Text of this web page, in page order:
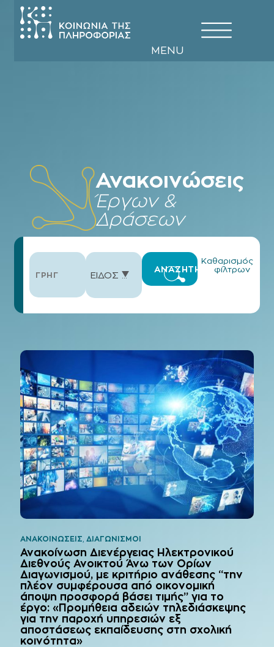
EN GR
MENU
Ανακοινώσεις
Έργων &
Δράσεων
ΕΙΔΟΣ ΑΝΑΚΟΙΝΩΣΗΣ
ΑΝΑΖΗΤΗΣΗ
Καθαρισμός
φίλτρων
ΑΝΑΚΟΙΝΏΣΕΙΣ ΔΙΑΓΩΝΙΣΜΟΊ
Ανακοίνωση Διενέργειας Ηλεκτρονικού
Διεθνούς Ανοικτού Άνω των Ορίων
Διαγωνισμού, με κριτήριο ανάθεσης “την
πλέον συμφέρουσα από οικονομική
άποψη προσφορά βάσει τιμής” για το
έργο: «Προμήθεια αδειών τηλεδιάσκεψης
για την παροχή υπηρεσιών εξ
αποστάσεως εκπαίδευσης στη σχολική
κοινότητα»